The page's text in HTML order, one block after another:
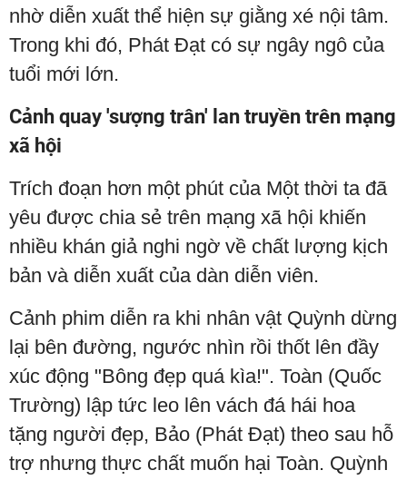
nhờ diễn xuất thể hiện sự giằng xé nội tâm.
Trong khi đó, Phát Đạt có sự ngây ngô của
tuổi mới lớn.
Cảnh quay 'sượng trân' lan truyền trên mạng
xã hội
Trích đoạn hơn một phút của Một thời ta đã
yêu được chia sẻ trên mạng xã hội khiến
nhiều khán giả nghi ngờ về chất lượng kịch
bản và diễn xuất của dàn diễn viên.
Cảnh phim diễn ra khi nhân vật Quỳnh dừng
lại bên đường, ngước nhìn rồi thốt lên đầy
xúc động "Bông đẹp quá kìa!". Toàn (Quốc
Trường) lập tức leo lên vách đá hái hoa
tặng người đẹp, Bảo (Phát Đạt) theo sau hỗ
trợ nhưng thực chất muốn hại Toàn. Quỳnh